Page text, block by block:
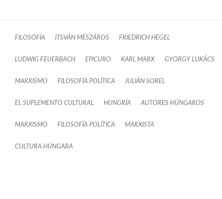
FILOSOFÍA ITSVÁN MÉSZÁROS FRIEDRICH HEGEL
LUDWIG FEUERBACH EPICURO KARL MARX GYORGY LUKÁCS
MARXISMO FILOSOFÍA POLÍTICA JULIÁN SOREL
EL SUPLEMENTO CULTURAL HUNGRÍA AUTORES HÚNGAROS
MARXISMO FILOSOFÍA POLÍTICA MARXISTA
CULTURA HÚNGARA